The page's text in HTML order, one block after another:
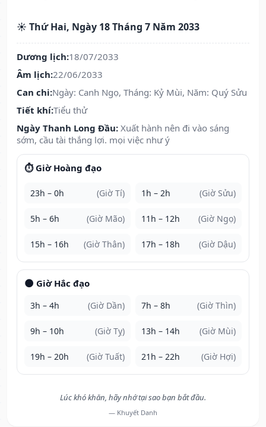
☀️ Thứ Hai, Ngày 18 Tháng 7 Năm 2033
Dương lịch:18/07/2033
Âm lịch:22/06/2033
Can chi:Ngày: Canh Ngọ, Tháng: Kỷ Mùi, Năm: Quý Sửu
Tiết khí:Tiểu thử
Ngày Thanh Long Đầu: Xuất hành nên đi vào sáng
sớm, cầu tài thắng lợi. mọi việc như ý
⏱️ Giờ Hoàng đạo
23h – 0h (Giờ Tí) 1h – 2h (Giờ Sửu)
5h – 6h (Giờ Mão) 11h – 12h (Giờ Ngọ)
15h – 16h (Giờ Thân) 17h – 18h (Giờ Dậu)
🌑 Giờ Hắc đạo
3h – 4h (Giờ Dần) 7h – 8h (Giờ Thìn)
9h – 10h (Giờ Tỵ) 13h – 14h (Giờ Mùi)
19h – 20h (Giờ Tuất) 21h – 22h (Giờ Hợi)
Lúc khó khăn, hãy nhớ tại sao bạn bắt đầu.
— Khuyết Danh